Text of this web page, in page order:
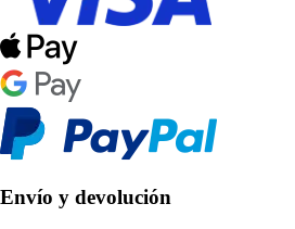
Envío y devolución